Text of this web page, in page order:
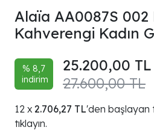
Alaïa AA0087S
Kahverengi Kadın
% 8,7
indirim
27.600,00 TL
25.200,00 TL
2.706,27 TL'den başlayan
tıklayın.